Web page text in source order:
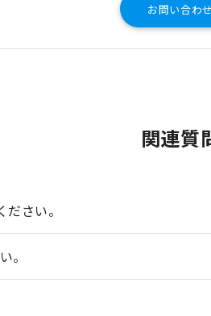
お問い合わせ
関連質
さい。
。